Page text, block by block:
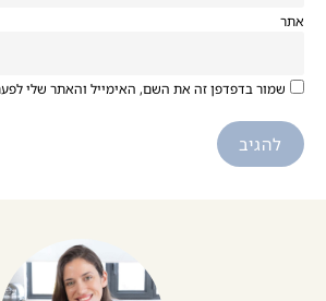
אתר
שמור בדפדפן זה את השם, האימייל והאתר שלי